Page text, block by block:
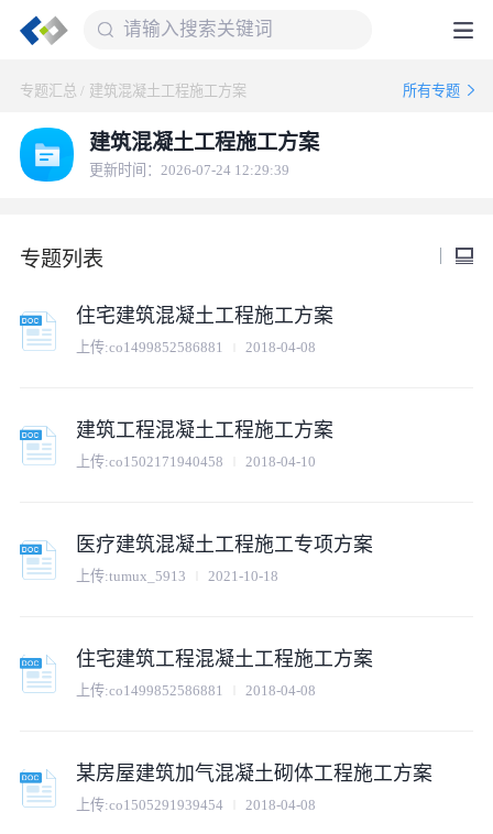
专题汇总 / 建筑混凝土工程施工方案 所有专题
建筑混凝土工程施工方案
更新时间：2026-07-24 12:29:39
专题列表
住宅建筑混凝土工程施工方案
上传:co1499852586881 2018-04-08
建筑工程混凝土工程施工方案
上传:co1502171940458 2018-04-10
医疗建筑混凝土工程施工专项方案
上传:tumux_5913 2021-10-18
住宅建筑工程混凝土工程施工方案
上传:co1499852586881 2018-04-08
某房屋建筑加气混凝土砌体工程施工方案
上传:co1505291939454 2018-04-08